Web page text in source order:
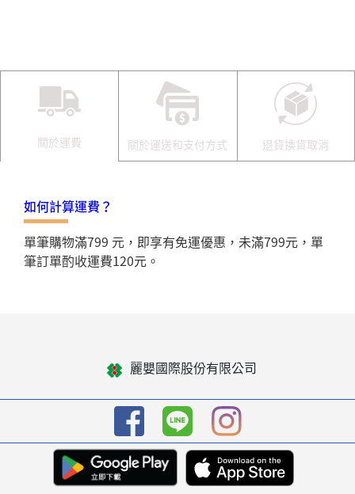
關於運費 關於運送和支付方式 退貨換貨取消
如何計算運費？
單筆購物滿799 元，即享有免運優惠，未滿799元，單
筆訂單酌收運費120元。
麗嬰國際股份有限公司